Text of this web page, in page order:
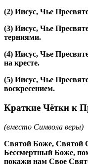
(2) Иисус, Чье
(3) Иисус, Чье
терниями.
(4) Иисус, Чье
на кресте.
(5) Иисус, Чье
воскресением.
Краткие Чётки к
(вместо Символа веры)
Святой Боже, Святой
Бессмертный Боже,
покажи нам Свое